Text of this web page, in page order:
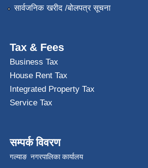
सार्वजनिक खरीद /बोलपत्र सूचना
Tax & Fees
Business Tax
House Rent Tax
Integrated Property Tax
Service Tax
सम्पर्क विवरण
गल्याङ नगरपालिका कार्यालय